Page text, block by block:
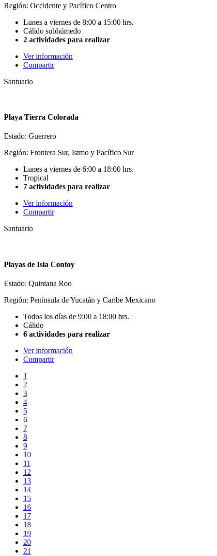
Región: Occidente y Pacífico Centro
Lunes a viernes de 8:00 a 15:00 hrs.
Cálido subhúmedo
2 actividades para realizar
Ver información
Compartir
Santuario
Playa Tierra Colorada
Estado: Guerrero
Región: Frontera Sur, Istmo y Pacífico Sur
Lunes a viernes de 6:00 a 18:00 hrs.
Tropical
7 actividades para realizar
Ver información
Compartir
Santuario
Playas de Isla Contoy
Estado: Quintana Roo
Región: Península de Yucatán y Caribe Mexicano
Todos los días de 9:00 a 18:00 hrs.
Cálido
6 actividades para realizar
Ver información
Compartir
1
2
3
4
5
6
7
8
9
10
11
12
13
14
15
16
17
18
19
20
21